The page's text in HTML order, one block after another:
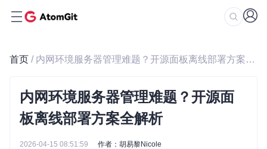
首页 / 内网环境服务器管理难题？开源面板离线部署方案全解析
内网环境服务器管理难题？开源面
板离线部署方案全解析
2026-04-15 08:51:59 作者：胡易黎Nicole